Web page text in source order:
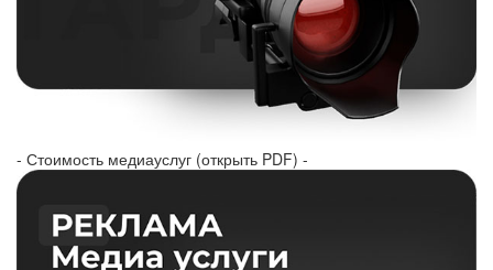
- Стоимость медиауслуг (открыть PDF) -